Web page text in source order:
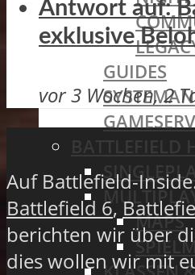
GUIDES
MAPS
Antwort auf:
exklusive
vor 3 Wochen, 2
Auf Battlefield-
Battlefield 6,
berichten wir über
dies wollen wir mit